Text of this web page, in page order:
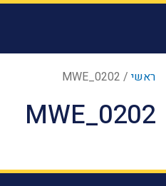
ראשי /
MWE_0202
MWE_0202